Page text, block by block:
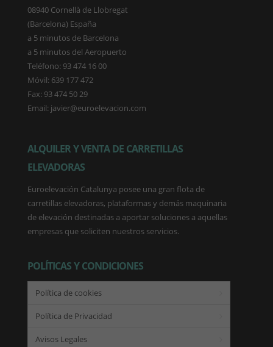
08940 Cornellà de Llobregat
(Barcelona) España
a 5 minutos de Barcelona
a 5 minutos del Aeropuerto
Teléfono: 93 474 16 00
Móvil: 639 177 472
Fax: 93 474 50 29
Email: javier@euroelevacion.com
ALQUILER Y VENTA DE CARRETILLAS
ELEVADORAS
Euroelevación Catalunya posee una gran flota de
carretillas elevadoras, plataformas y demás maquinaria
de elevación destinadas a aportar soluciones a aquellas
empresas que soliciten nuestros servicios.
POLÍTICAS Y CONDICIONES
Política de cookies
Política de Privacidad
Avisos Legales